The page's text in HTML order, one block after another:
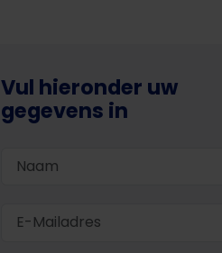
Vul hieronder uw
gegevens in